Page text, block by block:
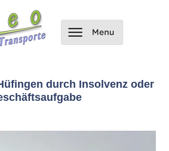
durch Insolvenz oder